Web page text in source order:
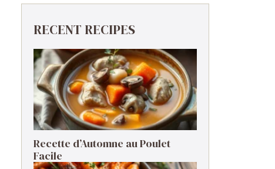
RECENT RECIPES
Recette d’Automne au Poulet
Facile